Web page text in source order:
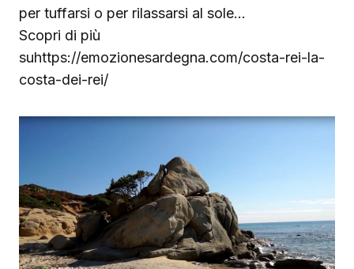
per tuffarsi o per rilassarsi al sole…
Scopri di più
suhttps://emozionesardegna.com/costa-rei-la-
costa-dei-rei/